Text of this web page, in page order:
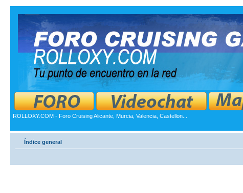
ROLLOXY.COM - Foro Cruising Alicante, Murcia, Valencia, Castellon...
Índice general